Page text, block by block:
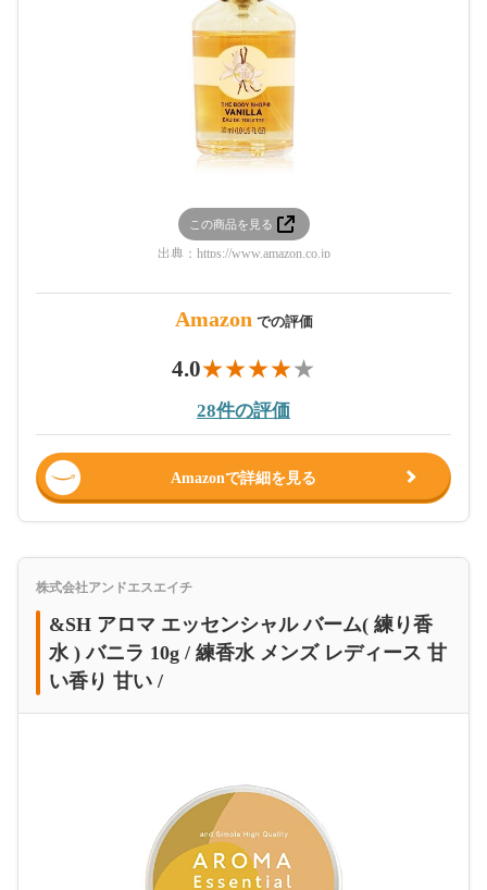
この商品を見る
出典： https://www.amazon.co.jp
Amazon での評価
4.0
28件の評価
Amazonで詳細を見る
株式会社アンドエスエイチ
&SH アロマ エッセンシャル バーム( 練り香
水 ) バニラ 10g / 練香水 メンズ レディース 甘
い香り 甘い /